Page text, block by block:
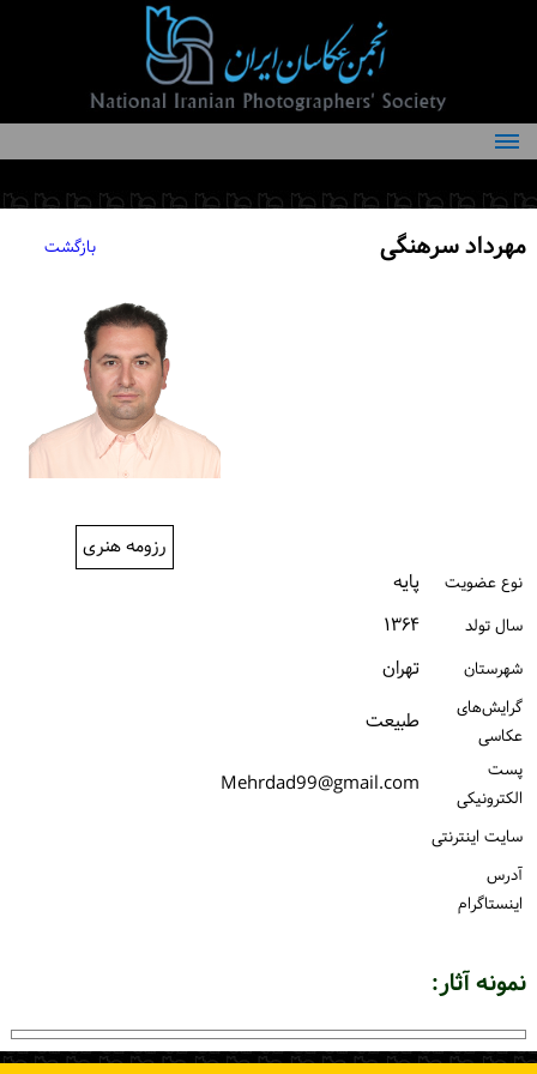
درباره انجمن
کمیته‌های انجمن
مهرداد سرهنگی بازگشت
رزومه هنری
نوع عضویت پایه
سال تولد ۱۳۶۴
شهرستان تهران
گرایش‌های
عکاسی
طبیعت
پست
الكترونیكی
Mehrdad99@gmail.com
سایت اینترنتی
آدرس
اینستاگرام
نمونه آثار: